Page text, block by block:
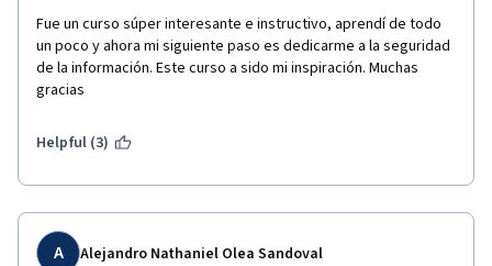
Fue un curso súper interesante e instructivo, aprendí de todo
un poco y ahora mi siguiente paso es dedicarme a la seguridad
de la información. Este curso a sido mi inspiración. Muchas
gracias
Helpful (3)
A Alejandro Nathaniel Olea Sandoval